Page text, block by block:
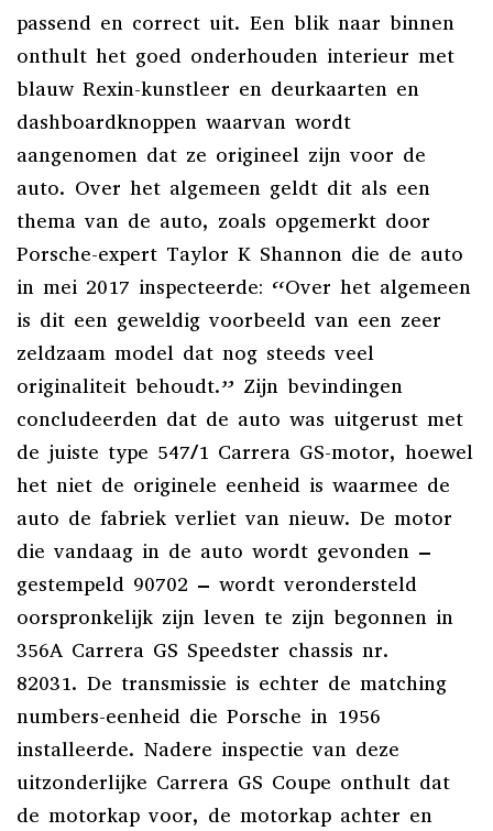
passend en correct uit. Een blik naar binnen
onthult het goed onderhouden interieur met
blauw Rexin-kunstleer en deurkaarten en
dashboardknoppen waarvan wordt
aangenomen dat ze origineel zijn voor de
auto. Over het algemeen geldt dit als een
thema van de auto, zoals opgemerkt door
Porsche-expert Taylor K Shannon die de auto
in mei 2017 inspecteerde: “Over het algemeen
is dit een geweldig voorbeeld van een zeer
zeldzaam model dat nog steeds veel
originaliteit behoudt.” Zijn bevindingen
concludeerden dat de auto was uitgerust met
de juiste type 547/1 Carrera GS-motor, hoewel
het niet de originele eenheid is waarmee de
auto de fabriek verliet van nieuw. De motor
die vandaag in de auto wordt gevonden –
gestempeld 90702 – wordt verondersteld
oorspronkelijk zijn leven te zijn begonnen in
356A Carrera GS Speedster chassis nr.
82031. De transmissie is echter de matching
numbers-eenheid die Porsche in 1956
installeerde. Nadere inspectie van deze
uitzonderlijke Carrera GS Coupe onthult dat
de motorkap voor, de motorkap achter en